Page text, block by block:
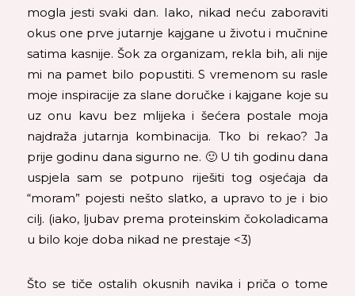
mogla jesti svaki dan. Iako, nikad neću zaboraviti
okus one prve jutarnje kajgane u životu i mučnine
satima kasnije. Šok za organizam, rekla bih, ali nije
mi na pamet bilo popustiti. S vremenom su rasle
moje inspiracije za slane doručke i kajgane koje su
uz onu kavu bez mlijeka i šećera postale moja
najdraža jutarnja kombinacija. Tko bi rekao? Ja
prije godinu dana sigurno ne. 🙂 U tih godinu dana
uspjela sam se potpuno riješiti tog osjećaja da
“moram” pojesti nešto slatko, a upravo to je i bio
cilj. (iako, ljubav prema proteinskim čokoladicama
u bilo koje doba nikad ne prestaje <3)
Što se tiče ostalih okusnih navika i priča o tome